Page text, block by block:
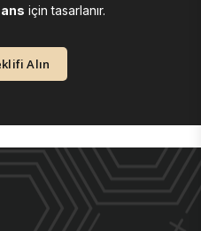
için tasarlanır.
Alın